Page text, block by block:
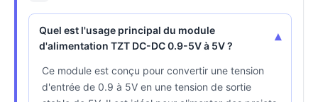
Quel est l'usage principal du module
d'alimentation TZT DC-DC 0.9-5V à 5V ?
▾
Ce module est conçu pour convertir une tension
d'entrée de 0.9 à 5V en une tension de sortie